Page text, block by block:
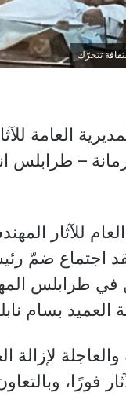
تتحرّك
العامة
العام للآثار
اجتماع ضمّ
في طرابلس
العميد بسام
والعاجلة
فورًا،